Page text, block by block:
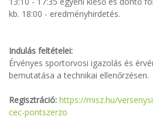
kb. 18:00 - eredményhirdetés.
Indulás feltételei:
Érvényes sportorvosi igazolás és
bemutatása a technikai ellenőrzésen.
Regisztráció: https://misz.hu/
cec-pontszerzo